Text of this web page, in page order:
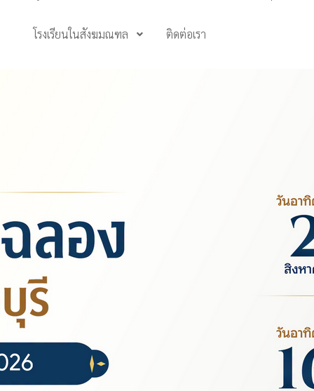
โรงเรียนในสังฆมณฑล ติดต่อเรา